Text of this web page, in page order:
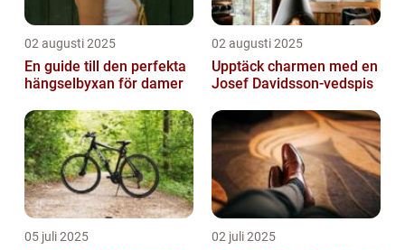
02 augusti 2025
En guide till den perfekta
hängselbyxan för damer
02 augusti 2025
Upptäck charmen med en
Josef Davidsson-vedspis
05 juli 2025 02 juli 2025